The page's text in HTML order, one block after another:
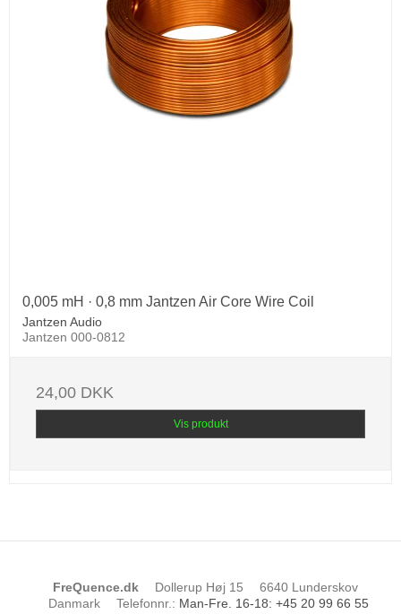
0,005 mH · 0,8 mm Jantzen Air Core Wire Coil
Jantzen Audio
Jantzen 000-0812
24,00 DKK
Vis produkt
FreQuence.dk Dollerup Høj 15
6640 Lunderskov
Danmark
Telefonnr. : Man-Fre. 16-18: +45 20 99 66 55